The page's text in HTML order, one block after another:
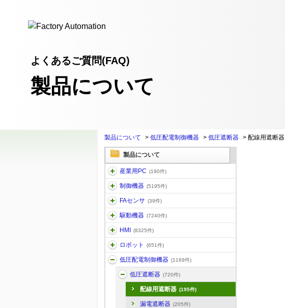
よくあるご質問(FAQ)
製品について
製品について > 低圧配電制御機器 > 低圧遮断器 > 配線用遮断器
製品について
産業用PC (190件)
制御機器 (5195件)
FAセンサ (39件)
駆動機器 (7240件)
HMI (8325件)
ロボット (651件)
低圧配電制御機器 (1169件)
低圧遮断器 (720件)
配線用遮断器 (195件)
漏電遮断器 (205件)